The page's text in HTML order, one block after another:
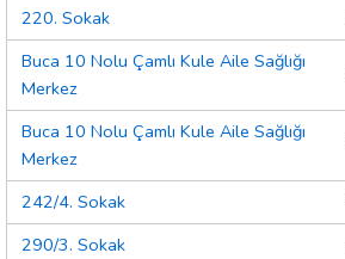
220. Sokak
Buca 10 Nolu Çamlı Kule Aile Sağlığı
Merkez
Buca 10 Nolu Çamlı Kule Aile Sağlığı
Merkez
242/4. Sokak
290/3. Sokak